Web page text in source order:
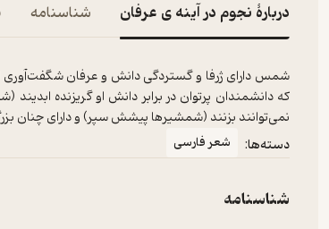
دربارۀ نجوم در آینه ی عرفان شناسنامه
که دانشمندان پرتوان در برابر دانش او گریزنده
نمی‌توانند بزنند (شمشیرها پیشش سپر) و دارای
دسته‌ها: شعر فارسی
شناسنامه